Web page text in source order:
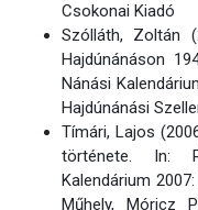
Csokonai Kiadó
Szólláth, Zoltán
Hajdúnánáson
Nánási
Hajdúnánási
Tímári, Lajos
története. In:
Kalendárium
Műhely, Móricz